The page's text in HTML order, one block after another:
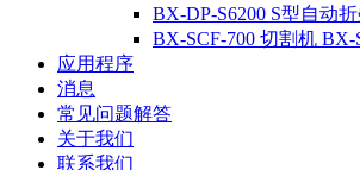
BX-DP-S6200 S型自动
BX-SCF-700 切割机 BX-
应用程序
消息
常见问题解答
关于我们
联系我们